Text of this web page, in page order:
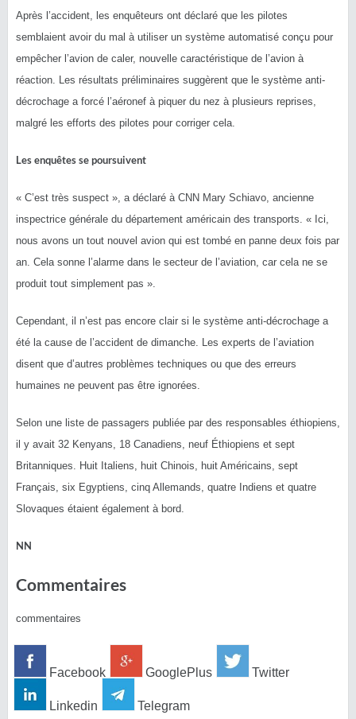
Après l’accident, les enquêteurs ont déclaré que les pilotes
semblaient avoir du mal à utiliser un système automatisé conçu pour
empêcher l’avion de caler, nouvelle caractéristique de l’avion à
réaction. Les résultats préliminaires suggèrent que le système anti-
décrochage a forcé l’aéronef à piquer du nez à plusieurs reprises,
malgré les efforts des pilotes pour corriger cela.
Les enquêtes se poursuivent
« C’est très suspect », a déclaré à CNN Mary Schiavo, ancienne
inspectrice générale du département américain des transports. « Ici,
nous avons un tout nouvel avion qui est tombé en panne deux fois par
an. Cela sonne l’alarme dans le secteur de l’aviation, car cela ne se
produit tout simplement pas ».
Cependant, il n’est pas encore clair si le système anti-décrochage a
été la cause de l’accident de dimanche. Les experts de l’aviation
disent que d’autres problèmes techniques ou que des erreurs
humaines ne peuvent pas être ignorées.
Selon une liste de passagers publiée par des responsables éthiopiens,
il y avait 32 Kenyans, 18 Canadiens, neuf Éthiopiens et sept
Britanniques. Huit Italiens, huit Chinois, huit Américains, sept
Français, six Egyptiens, cinq Allemands, quatre Indiens et quatre
Slovaques étaient également à bord.
NN
Commentaires
commentaires
Facebook GooglePlus Twitter
Linkedin Telegram